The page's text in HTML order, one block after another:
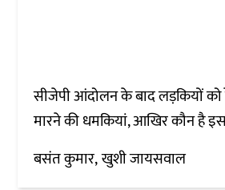
सीजेपी आंदोलन के बाद लड़कियों
मारने की धमकियां, आखिर कौन है
बसंत कुमार खुशी जायसवाल